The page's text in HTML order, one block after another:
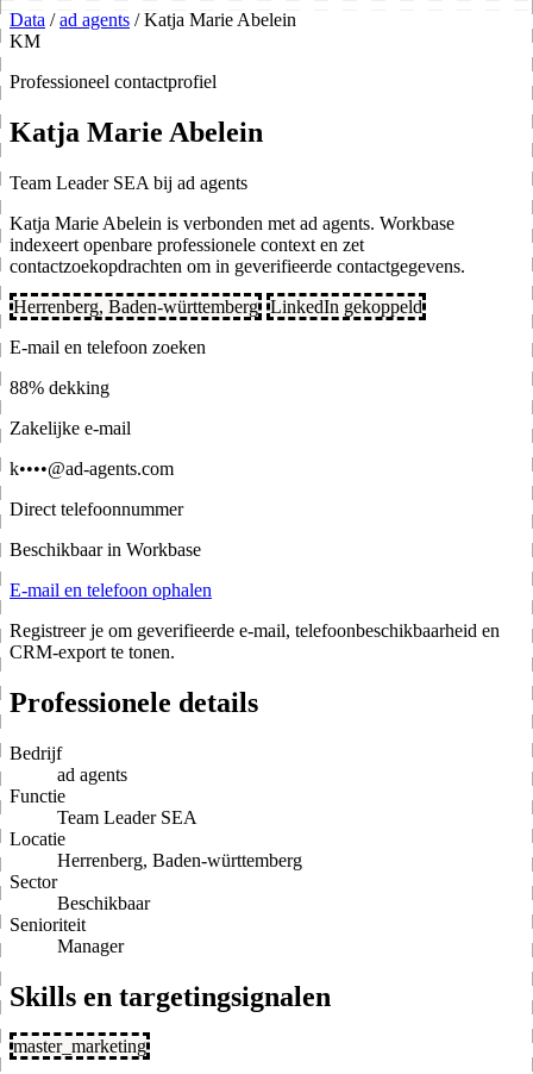
Data / ad agents / Katja Marie Abelein
KM
Professioneel contactprofiel
Katja Marie Abelein
Team Leader SEA bij ad agents
Katja Marie Abelein is verbonden met ad agents. Workbase
indexeert openbare professionele context en zet
contactzoekopdrachten om in geverifieerde contactgegevens.
Herrenberg, Baden-württemberg LinkedIn gekoppeld
E-mail en telefoon zoeken
88% dekking
Zakelijke e-mail
k••••@ad-agents.com
Direct telefoonnummer
Beschikbaar in Workbase
E-mail en telefoon ophalen
Registreer je om geverifieerde e-mail, telefoonbeschikbaarheid en
CRM-export te tonen.
Professionele details
Bedrijf
ad agents
Functie
Team Leader SEA
Locatie
Herrenberg, Baden-württemberg
Sector
Beschikbaar
Senioriteit
Manager
Skills en targetingsignalen
master_marketing